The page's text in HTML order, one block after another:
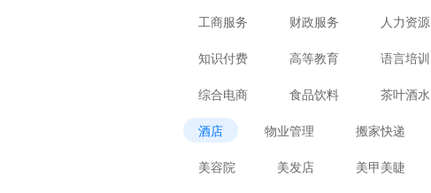
工商服务 财政服务 人力资源
知识付费 高等教育 语言培训
综合电商 食品饮料 茶叶酒水
酒店 物业管理 搬家快递
美容院 美发店 美甲美睫